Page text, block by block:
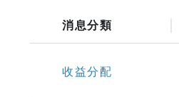
消息分類
收益分配